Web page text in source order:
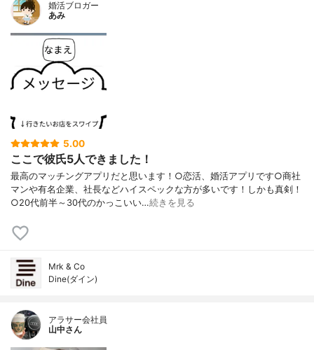
婚活ブロガー
あみ
5.00
ここで彼氏5人できました！
最高のマッチングアプリだと思います！○恋活、婚活アプリです○商社
マンや有名企業、社長などハイスペックな方が多いです！しかも真剣！
○20代前半～30代のかっこいい…続きを見る
Mrk & Co
Dine(ダイン)
アラサー会社員
山中さん